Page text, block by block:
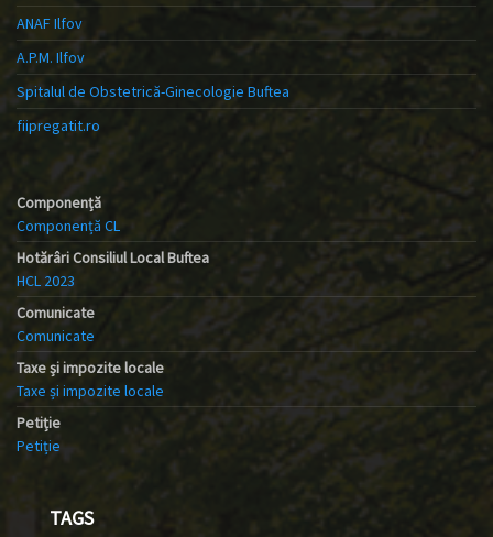
ANAF Ilfov
A.P.M. Ilfov
Spitalul de Obstetrică-Ginecologie Buftea
fiipregatit.ro
Componență
Componență CL
Hotărâri Consiliul Local Buftea
HCL 2023
Comunicate
Comunicate
Taxe și impozite locale
Taxe și impozite locale
Petiție
Petiție
TAGS